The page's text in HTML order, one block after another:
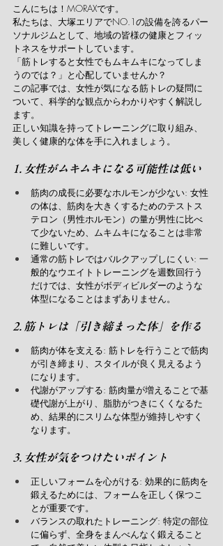
こんにちは！MORAXです。
私たちは、大塚エリアでNO.1の設備を誇るパー
ソナルジムとして、地域の皆様の健康とフィッ
トネスをサポートしています。
「筋トレすると女性でもムキムキになってしま
うのでは？」と心配していませんか？
この記事では、女性が気になる筋トレの疑問に
ついて、科学的な観点からわかりやすく解説し
ます。
正しい知識を持ってトレーニングに取り組み、
美しく健康的な体を手に入れましょう。
1. 女性がムキムキになる可能性は低い
筋肉の成長に必要なホルモンが少ない: 女性
の体は、筋肉を大きくするためのテストス
テロン（男性ホルモン）の量が男性に比べ
て少ないため、ムキムキになることは非常
に難しいです。
通常の筋トレではバルクアップしにくい: 一
般的なウエイトトレーニングを週数回行う
だけでは、女性がボディビルダーのような
体型になることはまずありません。
2. 筋トレは「引き締まった体」を作る
筋肉が体を支える: 筋トレを行うことで筋肉
が引き締まり、スタイルが良く見えるよう
になります。
代謝がアップする: 筋肉量が増えることで基
礎代謝が上がり、脂肪がつきにくくなるた
め、結果的にスリムな体型が維持しやすく
なります。
3. 女性が気をつけたいポイント
正しいフォームを心がける: 効果的に筋肉を
鍛えるためには、フォームを正しく保つこ
とが重要です。
バランスの取れたトレーニング: 特定の部位
に偏らず、全身をまんべんなく鍛えること